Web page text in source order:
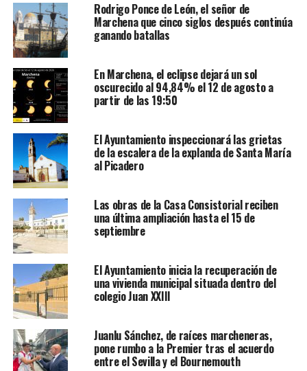
Rodrigo Ponce de León, el señor de
Marchena que cinco siglos después continúa
ganando batallas
En Marchena, el eclipse dejará un sol
oscurecido al 94,84% el 12 de agosto a
partir de las 19:50
El Ayuntamiento inspeccionará las grietas
de la escalera de la explanda de Santa María
al Picadero
Las obras de la Casa Consistorial reciben
una última ampliación hasta el 15 de
septiembre
El Ayuntamiento inicia la recuperación de
una vivienda municipal situada dentro del
colegio Juan XXIII
Juanlu Sánchez, de raíces marcheneras,
pone rumbo a la Premier tras el acuerdo
entre el Sevilla y el Bournemouth